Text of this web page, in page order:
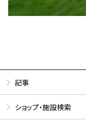
記事
ショップ・施設検索